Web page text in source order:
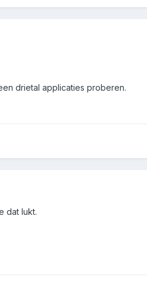
drietal applicaties proberen.
dat lukt.